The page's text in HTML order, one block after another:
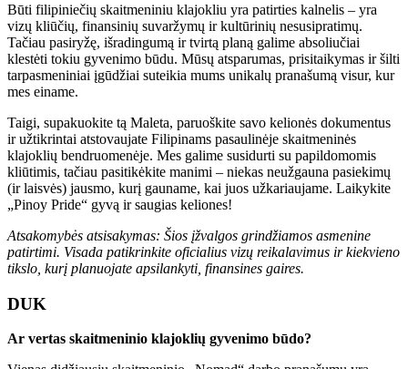
Būti filipiniečių skaitmeniniu klajokliu yra patirties kalnelis – yra
vizų kliūčių, finansinių suvaržymų ir kultūrinių nesusipratimų.
Tačiau pasiryžę, išradingumą ir tvirtą planą galime absoliučiai
klestėti tokiu gyvenimo būdu. Mūsų atsparumas, prisitaikymas ir šilti
tarpasmeniniai įgūdžiai suteikia mums unikalų pranašumą visur, kur
mes einame.
Taigi, supakuokite tą Maleta, paruoškite savo kelionės dokumentus
ir užtikrintai atstovaujate Filipinams pasaulinėje skaitmeninės
klajoklių bendruomenėje. Mes galime susidurti su papildomomis
kliūtimis, tačiau pasitikėkite manimi – niekas neužgauna pasiekimų
(ir laisvės) jausmo, kurį gauname, kai juos užkariaujame. Laikykite
„Pinoy Pride“ gyvą ir saugias keliones!
Atsakomybės atsisakymas: Šios įžvalgos grindžiamos asmenine
patirtimi. Visada patikrinkite oficialius vizų reikalavimus ir kiekvieno
tikslo, kurį planuojate apsilankyti, finansines gaires.
DUK
Ar vertas skaitmeninio klajoklių gyvenimo būdo?